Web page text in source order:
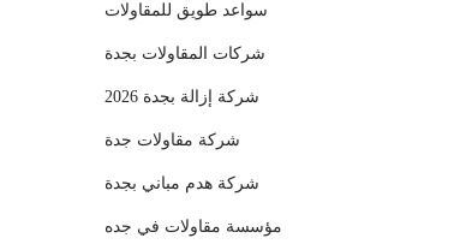
سواعد طويق للمقاولات
شركات المقاولات بجدة
شركة إزالة بجدة 2026
شركة مقاولات جدة
شركة هدم مباني بجدة
مؤسسة مقاولات في جده